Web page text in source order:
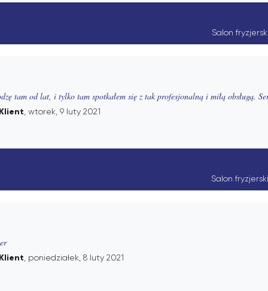
Salon
tam od lat, i tylko tam spotkałem się z tak profesjonalną i miłą obsługą.
Klient , wtorek, 9 luty 2021
Salon
Klient , poniedziałek, 8 luty 2021